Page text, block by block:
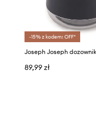
-15% z kodem: OFF*
89,99 zł